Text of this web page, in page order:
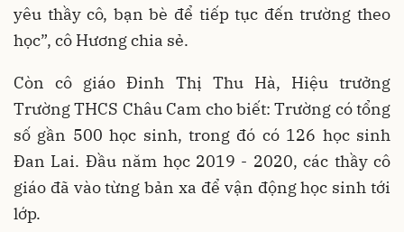
yêu thầy cô, bạn bè để tiếp tục đến trường theo
học”, cô Hương chia sẻ.
Còn cô giáo Đinh Thị Thu Hà, Hiệu trưởng
Trường THCS Châu Cam cho biết: Trường có tổng
số gần 500 học sinh, trong đó có 126 học sinh
Đan Lai. Đầu năm học 2019 - 2020, các thầy cô
giáo đã vào từng bản xa để vận động học sinh tới
lớp.